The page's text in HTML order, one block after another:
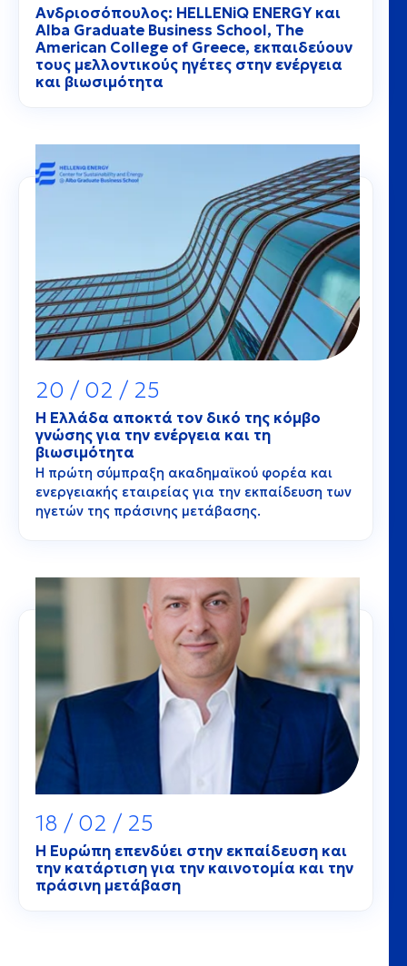
Ανδριοσόπουλος: HELLENiQ ENERGY και
Alba Graduate Business School, The
American College of Greece, εκπαιδεύουν
τους μελλοντικούς ηγέτες στην ενέργεια
και βιωσιμότητα
20 / 02 / 25
Η Ελλάδα αποκτά τον δικό της κόμβο
γνώσης για την ενέργεια και τη
βιωσιμότητα
Η πρώτη σύμπραξη ακαδημαϊκού φορέα και
ενεργειακής εταιρείας για την εκπαίδευση των
ηγετών της πράσινης μετάβασης.
18 / 02 / 25
Η Ευρώπη επενδύει στην εκπαίδευση και
την κατάρτιση για την καινοτομία και την
πράσινη μετάβαση